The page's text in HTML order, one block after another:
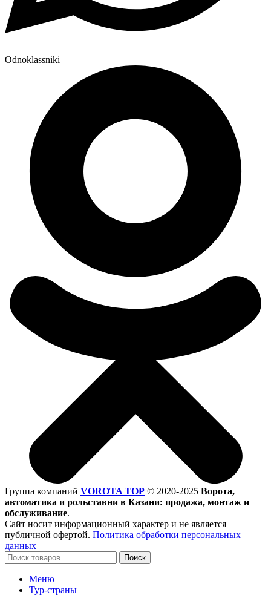
Odnoklassniki
Группа компаний VOROTA TOP © 2020-2025 Ворота,
автоматика и рольставни в Казани: продажа, монтаж и
обслуживание.
Сайт носит информационный характер и не является
публичной офертой. Политика обработки персональных
данных
Поиск
Меню
Тур-страны